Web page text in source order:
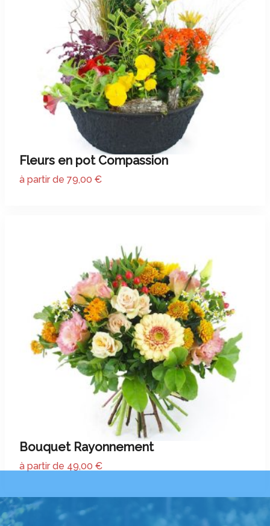
Fleurs en pot Compassion
à partir de 79,00 €
Bouquet Rayonnement
à partir de 49,00 €